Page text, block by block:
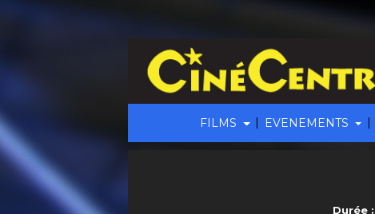
FILMS | EVENEMENTS |
Durée :